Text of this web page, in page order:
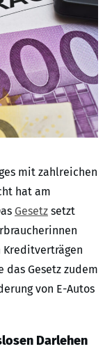
mit zahlreichen
hat am
Gesetz setzt
Kreditverträgen
das Gesetz zudem
von E-Autos
Darlehen